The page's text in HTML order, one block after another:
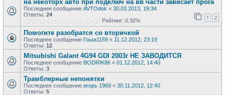
на некоторх авто при подключ на вв части зависает прога
Последнее сообщение AVTOdok « 30.03.2013, 19:34
Ответы: 24 1 2
Рейтинг: 0.32%
Помогите разобратся со вторичкой
Последнее сообщение Гоша1159 « 11.12.2012, 23:19
Ответы: 12
Mitsubishi Galant 4G94 GDI 2003г НЕ ЗАВОДИТСЯ
Последнее сообщение BODRIK86 « 01.12.2012, 14:40
Ответы: 3
Трамблерные непонятки
Последнее сообщение игорь 1969 « 30.11.2012, 12:40
Ответы: 5